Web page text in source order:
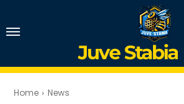
Juve Stabia
Home News